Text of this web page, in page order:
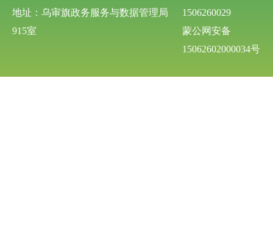
地址：乌审旗政务服务与数据管理局
915室
1506260029
蒙公网安备
15062602000034号